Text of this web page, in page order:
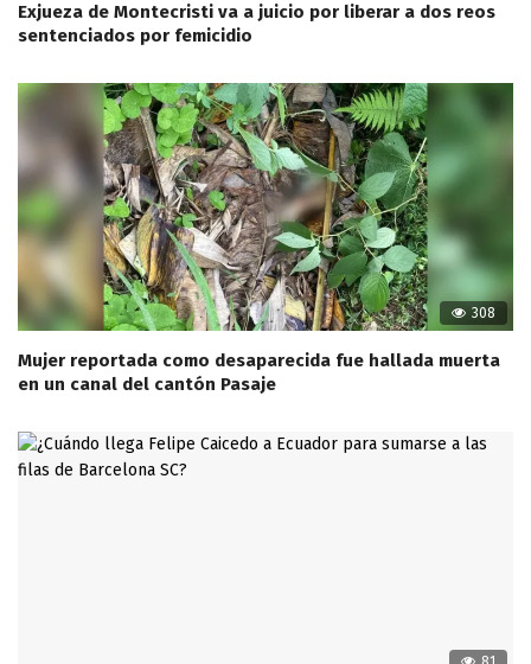
Exjueza de Montecristi va a juicio por liberar a dos reos
sentenciados por femicidio
308
Mujer reportada como desaparecida fue hallada muerta
en un canal del cantón Pasaje